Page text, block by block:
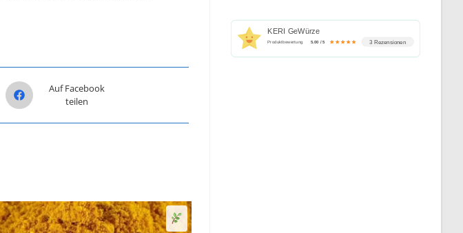
Opens in a new window
Auf Facebook
teilen
Senf
KERI GeWürze
Produktbewertung 5.00 / 5 3 Rezensionen